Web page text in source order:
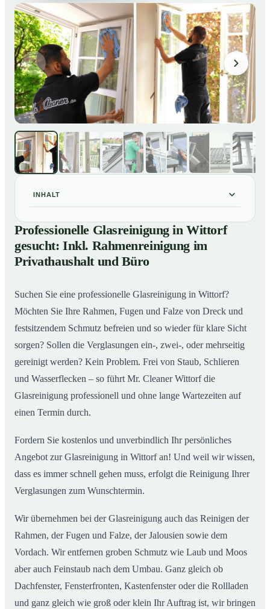
INHALT
01 Professionelle Glasreinigung in Wittorf gesucht: Inkl.
Rahmenreinigung im Privathaushalt und Büro
So sieht eine professionelle Glasreinigung in Wittorf
wirklich aus
Professionelle Glasreinigung in Wittorf
gesucht: Inkl. Rahmenreinigung im
Privathaushalt und Büro
Suchen Sie eine professionelle Glasreinigung in Wittorf?
Möchten Sie Ihre Rahmen, Fugen und Falze von Dreck und
festsitzendem Schmutz befreien und so wieder für klare Sicht
sorgen? Sollen die Verglasungen ein-, zwei-, oder mehrseitig
gereinigt werden? Kein Problem. Frei von Staub, Schlieren
und Wasserflecken – so führt Mr. Cleaner Wittorf die
Glasreinigung professionell und ohne lange Wartezeiten auf
einen Termin durch.
Fordern Sie kostenlos und unverbindlich Ihr persönliches
Angebot zur Glasreinigung in Wittorf an! Und weil wir wissen,
dass es immer schnell gehen muss, erfolgt die Reinigung Ihrer
Verglasungen zum Wunschtermin.
Wir übernehmen bei der Glasreinigung auch das Reinigen der
Rahmen, der Fugen und Falze, der Jalousien sowie dem
Vordach. Wir entfernen groben Schmutz wie Laub und Moos
aber auch Feinstaub nach dem Umbau. Ganz gleich ob
Dachfenster, Fensterfronten, Kastenfenster oder die Rollladen
und ganz gleich wie groß oder klein Ihr Auftrag ist, wir bringen